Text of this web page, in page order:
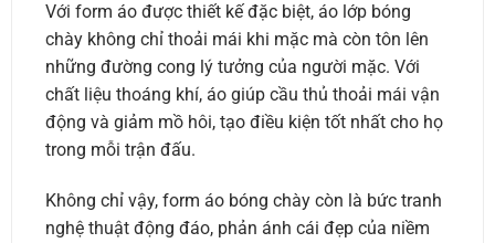
Với form áo được thiết kế đặc biệt, áo lớp bóng
chày không chỉ thoải mái khi mặc mà còn tôn lên
những đường cong lý tưởng của người mặc. Với
chất liệu thoáng khí, áo giúp cầu thủ thoải mái vận
động và giảm mồ hôi, tạo điều kiện tốt nhất cho họ
trong mỗi trận đấu.
Không chỉ vậy, form áo bóng chày còn là bức tranh
nghệ thuật động đáo, phản ánh cái đẹp của niềm